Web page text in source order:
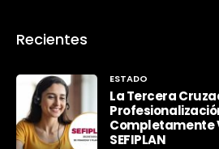
Recientes
ESTADO
La Tercera
Completamente
SEFIPLAN